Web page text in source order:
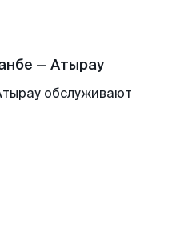
— Атырау
обслуживают